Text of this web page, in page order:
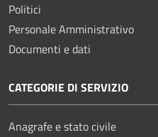
Politici
Personale Amministrativo
Documenti e dati
CATEGORIE DI SERVIZIO
Anagrafe e stato civile